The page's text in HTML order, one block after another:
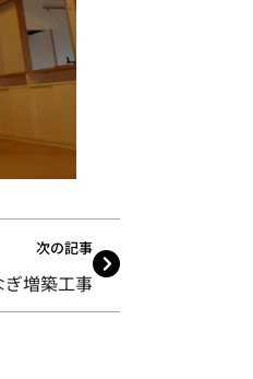
次の記事
増築工事